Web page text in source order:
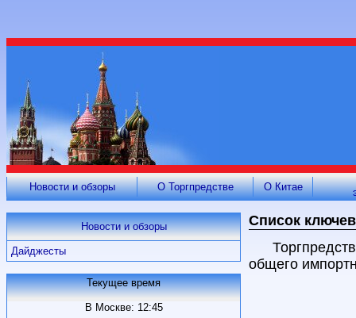
Новости и обзоры О Торгпредстве О Китае
Новости и обзоры
Дайджесты
Текущее время
В Москве: 12:45
Cписок
общего